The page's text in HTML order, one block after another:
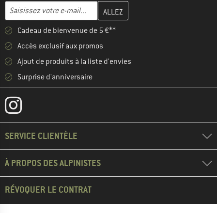
Adresse e-mail
Entrez votre adresse e-mail ici et créez votre compte client à la
Cadeau de bienvenue de 5 €**
Accès exclusif aux promos
Ajout de produits à la liste d'envies
Surprise d'anniversaire
SERVICE CLIENTÈLE
À PROPOS DES ALPINISTES
RÉVOQUER LE CONTRAT